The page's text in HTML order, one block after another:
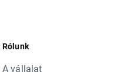
Rólunk
A vállalat